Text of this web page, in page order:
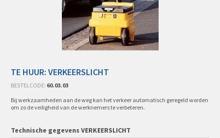
TE HUUR: VERKEERSLICHT
BESTELCODE: 60.03.03
Bij werkzaamheden aan de weg kan het verkeer automatisch geregeld worden
om zo de veiligheid van de werknemers te verbeteren.
Technische gegevens VERKEERSLICHT